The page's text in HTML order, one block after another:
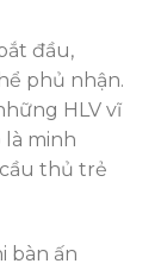
đầu,
phủ nhận.
HLV vĩ
là minh
thủ trẻ
bàn ấn